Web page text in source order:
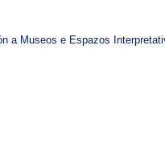
a Museos e Espazos